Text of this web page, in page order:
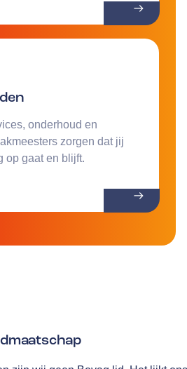
onderhoud en
zorgen dat jij
op gaat en blijft.